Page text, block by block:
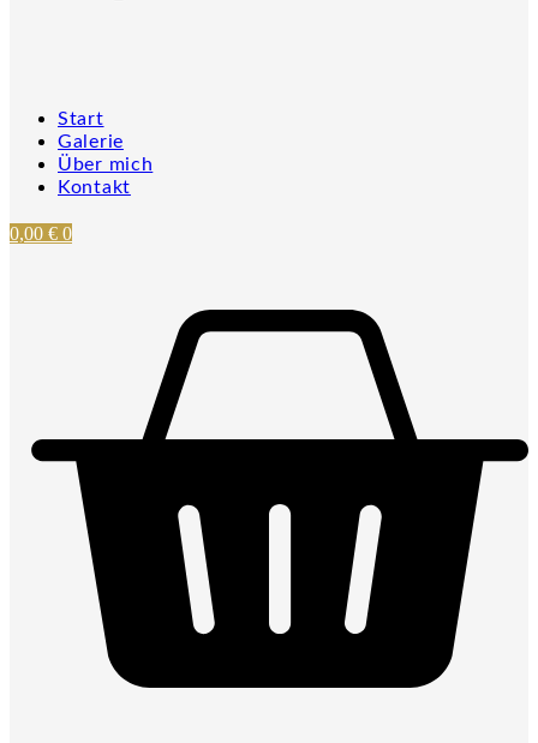
Start
Galerie
Über mich
Kontakt
0,00 € 0